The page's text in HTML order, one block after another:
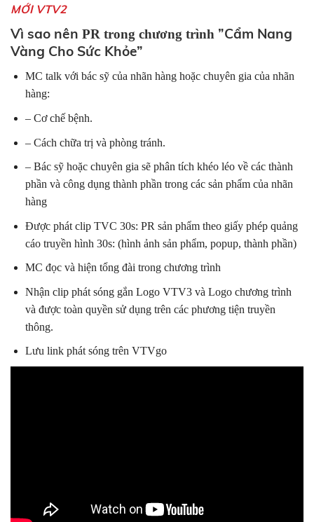
MỚI VTV2
Vì sao nên PR trong chương trình ”Cẩm Nang
Vàng Cho Sức Khỏe”
MC talk với bác sỹ của nhãn hàng hoặc chuyên gia của nhãn
hàng:
– Cơ chế bệnh.
– Cách chữa trị và phòng tránh.
– Bác sỹ hoặc chuyên gia sẽ phân tích khéo léo về các thành
phần và công dụng thành phần trong các sản phẩm của nhãn
hàng
Được phát clip TVC 30s: PR sản phẩm theo giấy phép quảng
cáo truyền hình 30s: (hình ảnh sản phẩm, popup, thành phần)
MC đọc và hiện tổng đài trong chương trình
Nhận clip phát sóng gắn Logo VTV3 và Logo chương trình
và được toàn quyền sử dụng trên các phương tiện truyền
thông.
Lưu link phát sóng trên VTVgo